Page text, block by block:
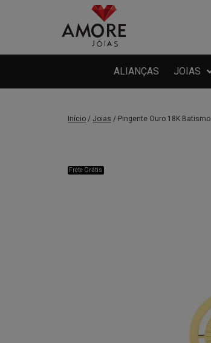
ALIANÇAS JOIAS
Início / Joias / Pingente Ouro 18K Batismo
Frete Grátis